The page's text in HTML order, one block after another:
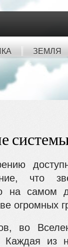
ЗЕМЛЯ
что
на самом
огромных
во
Каждая из